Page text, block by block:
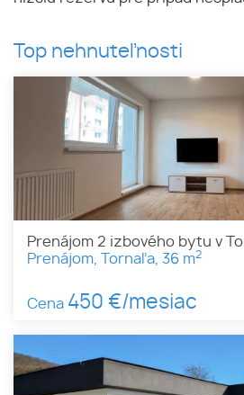
Top nehnuteľnosti
Prenájom 2 izbového bytu v
Prenájom, Tornaľa, 36 m2
Cena 450 €/mesiac